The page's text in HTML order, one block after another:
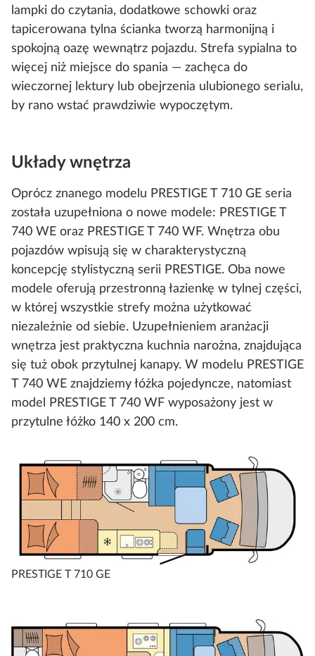
lampki do czytania, dodatkowe schowki oraz
tapicerowana tylna ścianka tworzą harmonijną i
spokojną oazę wewnątrz pojazdu. Strefa sypialna to
więcej niż miejsce do spania — zachęca do
wieczornej lektury lub obejrzenia ulubionego serialu,
by rano wstać prawdziwie wypoczętym.
Układy wnętrza
Oprócz znanego modelu PRESTIGE T 710 GE seria
została uzupełniona o nowe modele: PRESTIGE T
740 WE oraz PRESTIGE T 740 WF. Wnętrza obu
pojazdów wpisują się w charakterystyczną
koncepcję stylistyczną serii PRESTIGE. Oba nowe
modele oferują przestronną łazienkę w tylnej części,
w której wszystkie strefy można użytkować
niezależnie od siebie. Uzupełnieniem aranżacji
wnętrza jest praktyczna kuchnia narożna, znajdująca
się tuż obok przytulnej kanapy. W modelu PRESTIGE
T 740 WE znajdziemy łóżka pojedyncze, natomiast
model PRESTIGE T 740 WF wyposażony jest w
przytulne łóżko 140 x 200 cm.
PRESTIGE T 710 GE